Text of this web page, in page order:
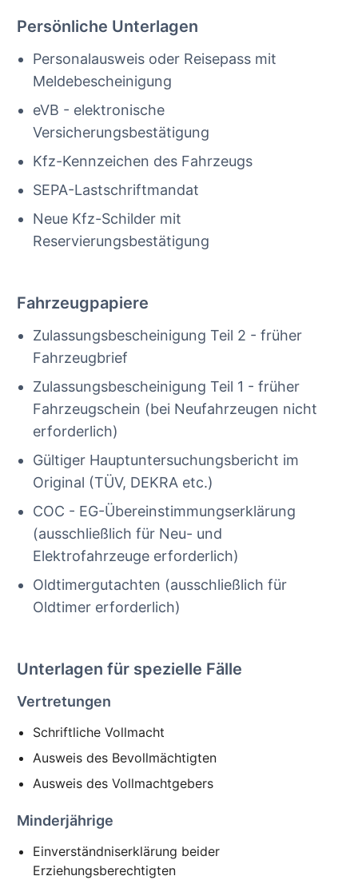
Persönliche Unterlagen
Personalausweis oder Reisepass mit
Meldebescheinigung
eVB - elektronische
Versicherungsbestätigung
Kfz-Kennzeichen des Fahrzeugs
SEPA-Lastschriftmandat
Neue Kfz-Schilder mit
Reservierungsbestätigung
Fahrzeugpapiere
Zulassungsbescheinigung Teil 2 - früher
Fahrzeugbrief
Zulassungsbescheinigung Teil 1 - früher
Fahrzeugschein (bei Neufahrzeugen nicht
erforderlich)
Gültiger Hauptuntersuchungsbericht im
Original (TÜV, DEKRA etc.)
COC - EG-Übereinstimmungserklärung
(ausschließlich für Neu- und
Elektrofahrzeuge erforderlich)
Oldtimergutachten (ausschließlich für
Oldtimer erforderlich)
Unterlagen für spezielle Fälle
Vertretungen
Schriftliche Vollmacht
Ausweis des Bevollmächtigten
Ausweis des Vollmachtgebers
Minderjährige
Einverständniserklärung beider
Erziehungsberechtigten